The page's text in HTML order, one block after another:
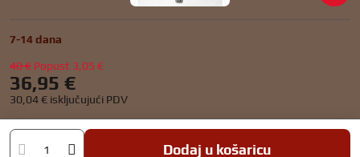
7-14 dana
40 € Popust 3,05 €
36,95 €
30,04 € isključujući PDV
Dodaj u košaricu